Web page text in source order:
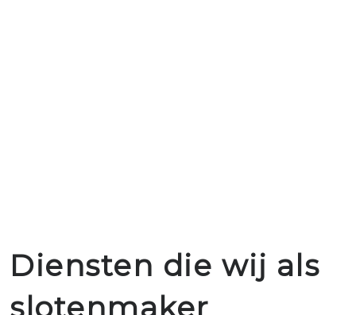
Diensten die wij als
slotenmaker